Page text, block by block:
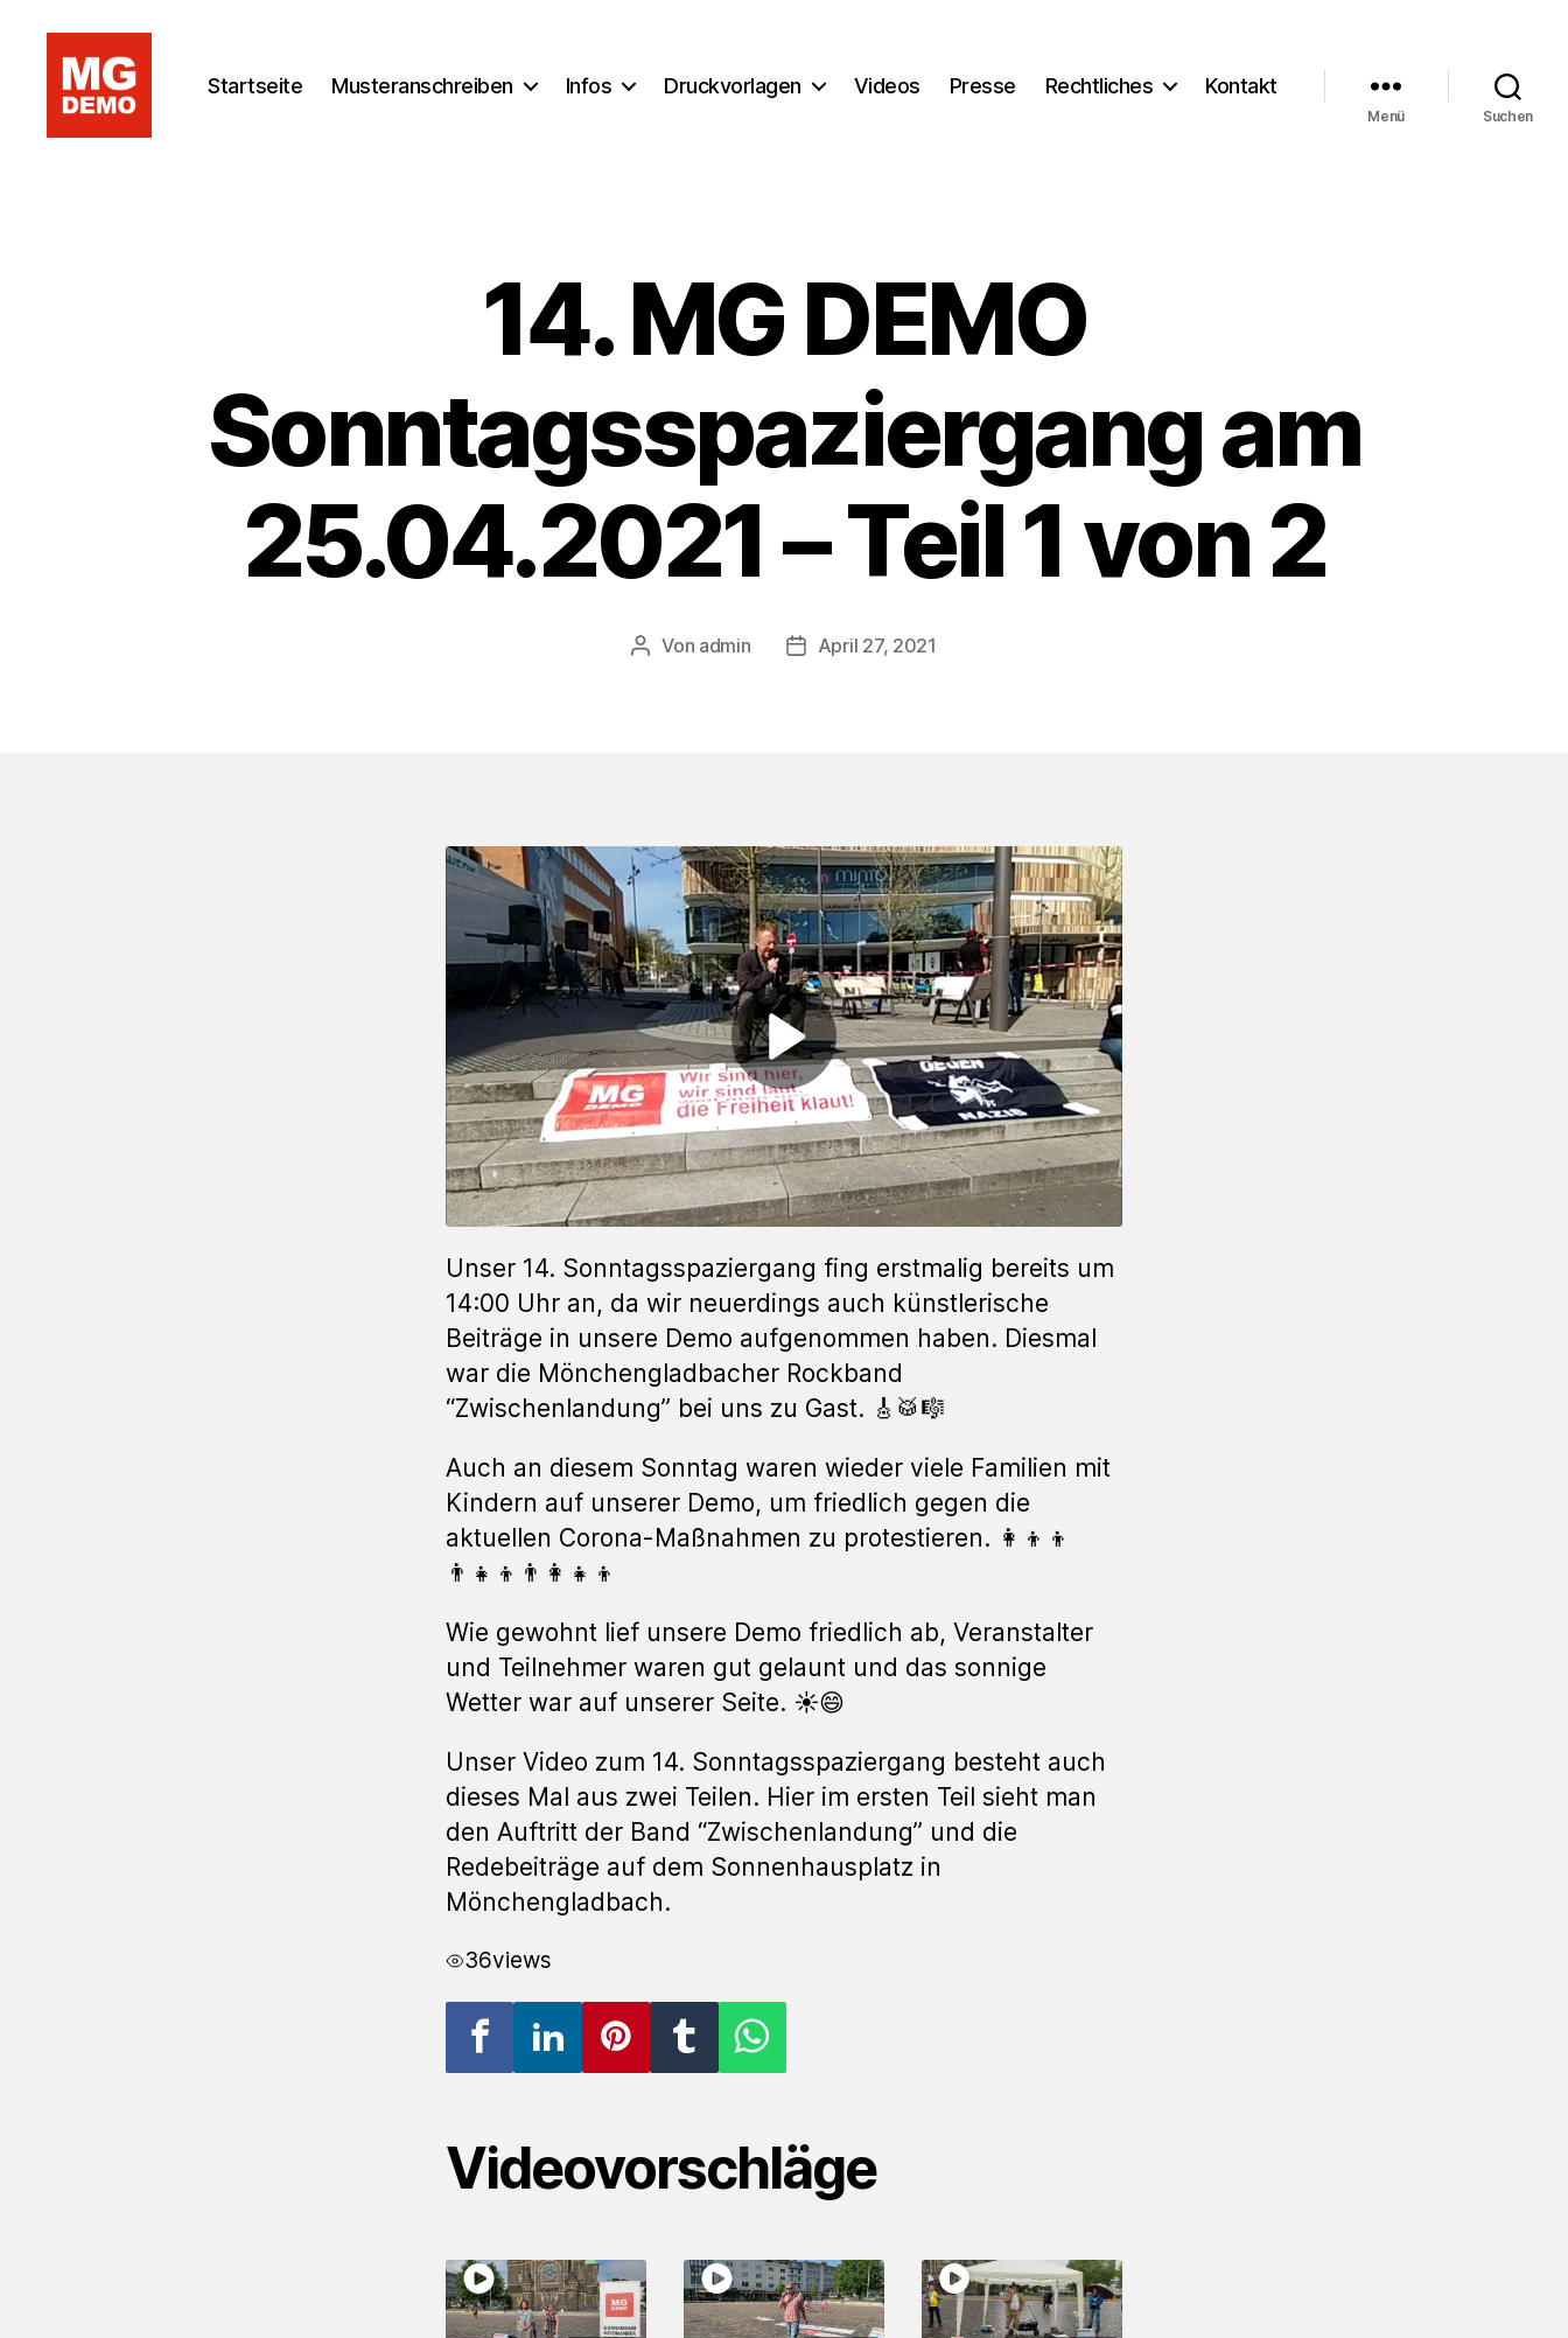
Startseite Musteranschreiben Infos Druckvorlagen Videos Presse Rechtliches Kontakt
Menü Suchen
14. MG DEMO
Sonntagsspaziergang am
25.04.2021 – Teil 1 von 2
Beitragsautor
Von admin Veröffentlichungsdatum
April 27, 2021
Unser 14. Sonntagsspaziergang fing erstmalig bereits um
14:00 Uhr an, da wir neuerdings auch künstlerische
Beiträge in unsere Demo aufgenommen haben. Diesmal
war die Mönchengladbacher Rockband
“Zwischenlandung” bei uns zu Gast. 🎸🥁🎼
Auch an diesem Sonntag waren wieder viele Familien mit
Kindern auf unserer Demo, um friedlich gegen die
aktuellen Corona-Maßnahmen zu protestieren. 👩‍👦‍👦
👨‍👧‍👦👨‍👩‍👧‍👦
Wie gewohnt lief unsere Demo friedlich ab, Veranstalter
und Teilnehmer waren gut gelaunt und das sonnige
Wetter war auf unserer Seite. ☀️😄
Unser Video zum 14. Sonntagsspaziergang besteht auch
dieses Mal aus zwei Teilen. Hier im ersten Teil sieht man
den Auftritt der Band “Zwischenlandung” und die
Redebeiträge auf dem Sonnenhausplatz in
Mönchengladbach.
36views
Videovorschläge